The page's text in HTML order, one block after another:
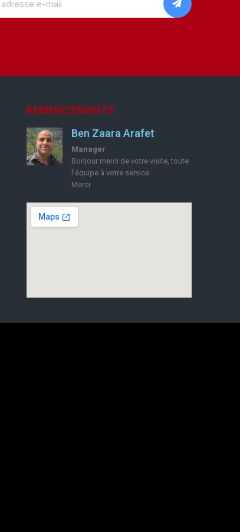
REMERCIEMENTS
Ben Zaara Arafet
Manager
Bonjour merci de votre visite, toute
l'équipe à votre service.
Merci